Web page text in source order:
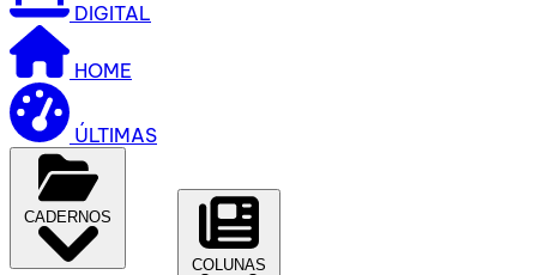
DIGITAL
HOME
ÚLTIMAS
CADERNOS
COLUNAS